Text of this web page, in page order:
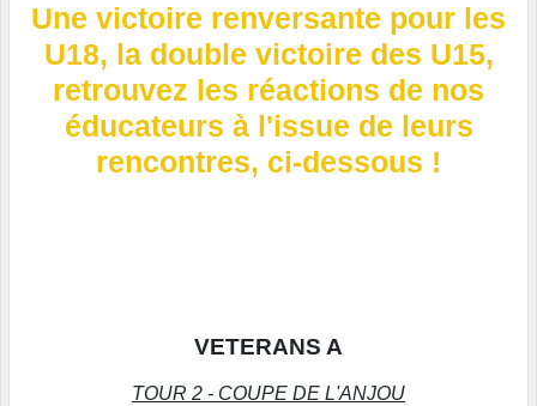
Une victoire renversante pour les
U18, la double victoire des U15,
retrouvez les réactions de nos
éducateurs à l'issue de leurs
rencontres, ci-dessous !
VETERANS A
TOUR 2 - COUPE DE L'ANJOU